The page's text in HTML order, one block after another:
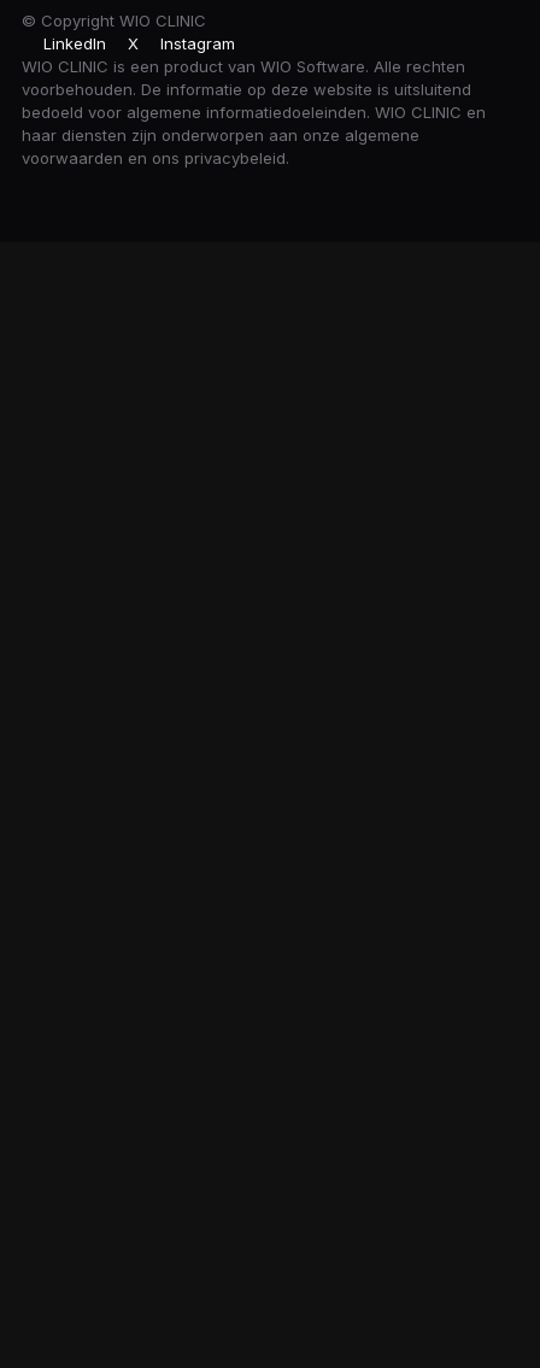
© Copyright WIO CLINIC
LinkedIn
X
Instagram
WIO CLINIC is een product van WIO Software. Alle rechten
voorbehouden. De informatie op deze website is uitsluitend
bedoeld voor algemene informatiedoeleinden. WIO CLINIC en
haar diensten zijn onderworpen aan onze algemene
voorwaarden en ons privacybeleid.